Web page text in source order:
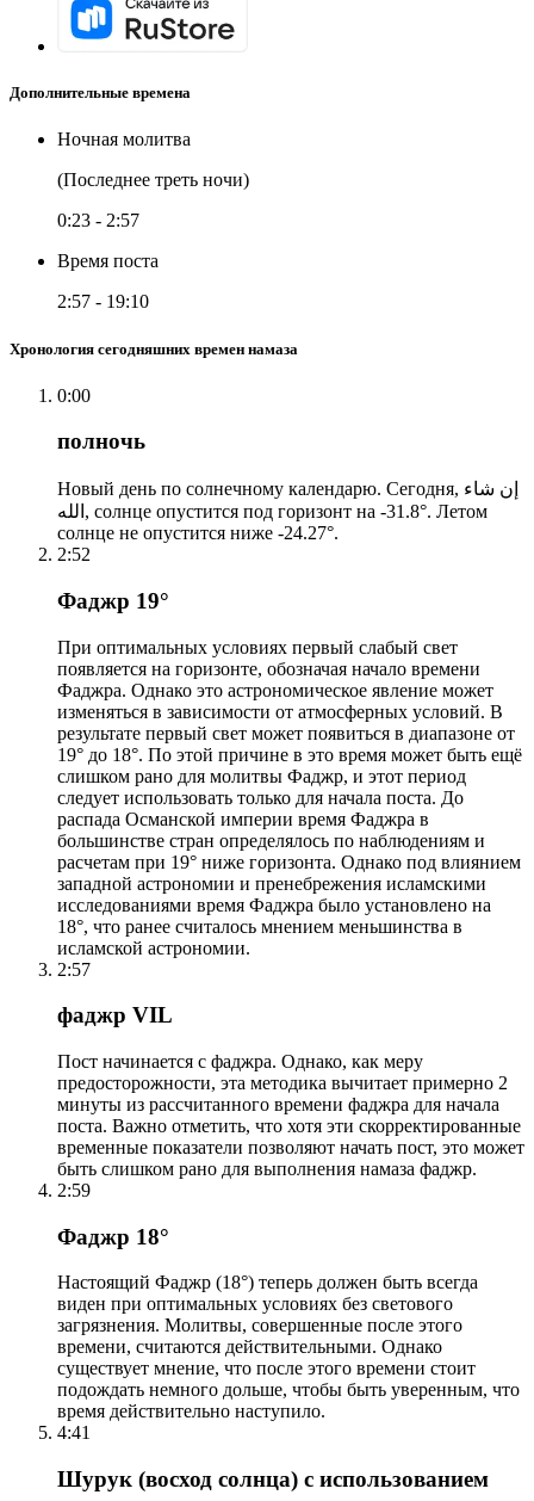
Дополнительные времена
Ночная молитва
(Последнее треть ночи)
0:23 - 2:57
Время поста
2:57 - 19:10
Хронология сегодняшних времен намаза
0:00
полночь
Новый день по солнечному календарю. Сегодня, إن شاء
الله, солнце опустится под горизонт на -31.8°. Летом
солнце не опустится ниже -24.27°.
2:52
Фаджр 19°
При оптимальных условиях первый слабый свет
появляется на горизонте, обозначая начало времени
Фаджра. Однако это астрономическое явление может
изменяться в зависимости от атмосферных условий. В
результате первый свет может появиться в диапазоне от
19° до 18°. По этой причине в это время может быть ещё
слишком рано для молитвы Фаджр, и этот период
следует использовать только для начала поста. До
распада Османской империи время Фаджра в
большинстве стран определялось по наблюдениям и
расчетам при 19° ниже горизонта. Однако под влиянием
западной астрономии и пренебрежения исламскими
исследованиями время Фаджра было установлено на
18°, что ранее считалось мнением меньшинства в
исламской астрономии.
2:57
фаджр VIL
Пост начинается с фаджра. Однако, как меру
предосторожности, эта методика вычитает примерно 2
минуты из рассчитанного времени фаджра для начала
поста. Важно отметить, что хотя эти скорректированные
временные показатели позволяют начать пост, это может
быть слишком рано для выполнения намаза фаджр.
2:59
Фаджр 18°
Настоящий Фаджр (18°) теперь должен быть всегда
виден при оптимальных условиях без светового
загрязнения. Молитвы, совершенные после этого
времени, считаются действительными. Однако
существует мнение, что после этого времени стоит
подождать немного дольше, чтобы быть уверенным, что
время действительно наступило.
4:41
Шурук (восход солнца) с использованием